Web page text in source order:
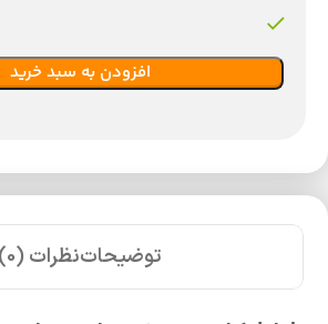
افزودن به سبد خرید
توضیحاتنظرات (0)